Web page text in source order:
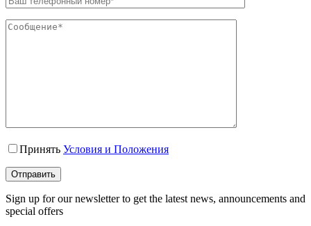
Принять Условия и Положения
Sign up for our newsletter to get the latest news, announcements and
special offers